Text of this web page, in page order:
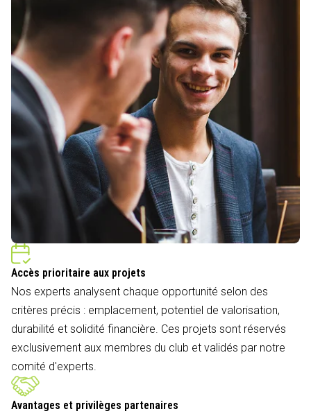
Accès prioritaire aux projets
Nos experts analysent chaque opportunité selon des
critères précis : emplacement, potentiel de valorisation,
durabilité et solidité financière. Ces projets sont réservés
exclusivement aux membres du club et validés par notre
comité d'experts.
Avantages et privilèges partenaires